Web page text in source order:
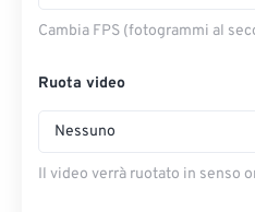
Cambia FPS (fotogrammi al
Ruota video
Nessuno
Il video verrà ruotato in senso